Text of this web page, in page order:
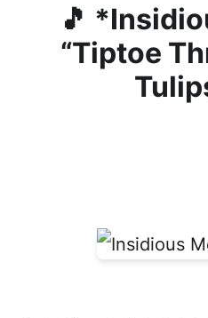
🎵
“Tiptoe